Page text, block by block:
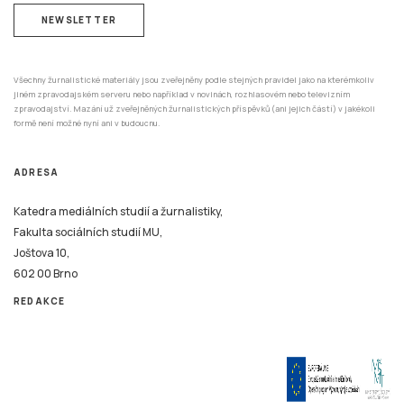
NEWSLETTER
Všechny žurnalistické materiály jsou zveřejněny podle stejných pravidel jako na kterémkoliv
jiném zpravodajském serveru nebo například v novinách, rozhlasovém nebo televizním
zpravodajství. Mazání už zveřejněných žurnalistických příspěvků (ani jejich částí) v jakékoli
formě není možné nyní ani v budoucnu.
ADRESA
Katedra mediálních studií a žurnalistiky,
Fakulta sociálních studií MU,
Joštova 10,
602 00 Brno
REDAKCE